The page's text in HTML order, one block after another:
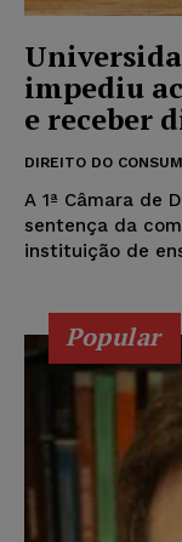
impediu
e receber
DIREITO DO
A 1ª Câmara de
sentença da
instituição de
Popular